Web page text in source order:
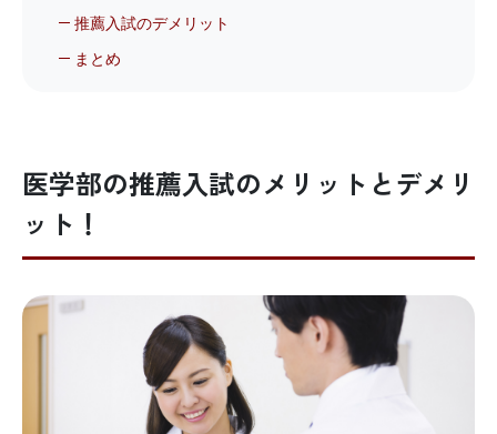
推薦入試のデメリット
まとめ
医学部の推薦入試のメリットとデメリ
ット！